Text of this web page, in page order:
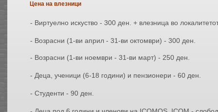
Цена на влезници
- Виртуелно искуство - 300 ден. + влезница во
- Возрасни (1-ви април - 31-ви октомври) - 300 ден.
- Возрасни (1-ви ноември - 31-ви
- Деца, ученици (6-18 години) и пензионери - 60 ден.
- Студенти - 90 ден.